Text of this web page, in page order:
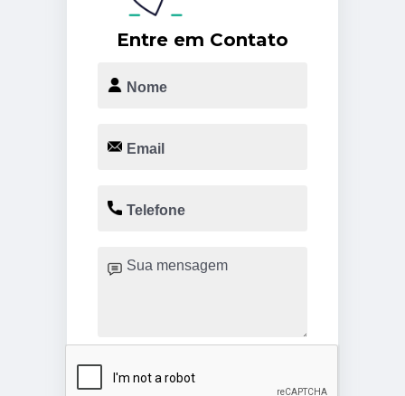
Entre em Contato